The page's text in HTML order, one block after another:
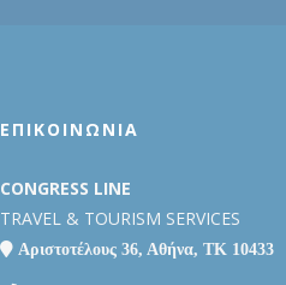
ΕΠΙΚΟΙΝΩΝΙΑ
CONGRESS LINE
TRAVEL & TOURISM SERVICES
Αριστοτέλους 36, Αθήνα, ΤΚ 10433